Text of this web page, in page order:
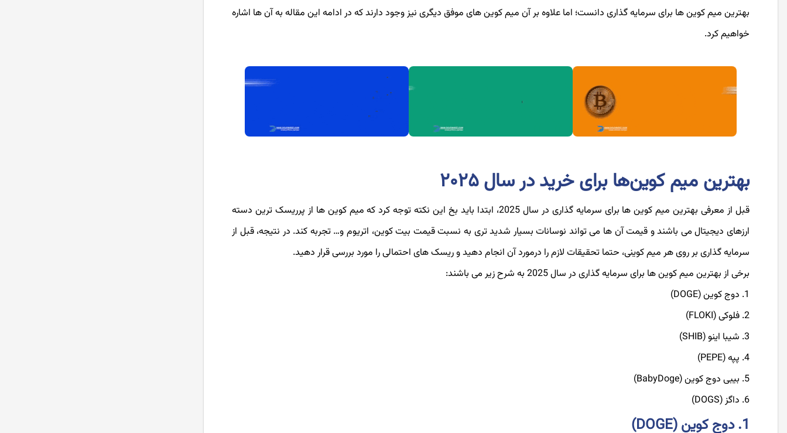
بهترین میم کوین ها برای سرمایه گذاری دانست؛ اما علاوه بر آن میم کوین های موفق دیگری نیز وجود دارند که در ادامه این مقاله به آن ها اشاره
خواهیم کرد.
بهترین میم کوین‌ها برای خرید در سال ۲۰۲۵
قبل از معرفی بهترین میم کوین ‌ها برای سرمایه ‌گذاری در سال 2025، ابتدا باید بخ این نکته توجه کرد که میم کوین ها از پرریسک ترین دسته
ارزهای دیجیتال می باشند و قیمت آن ها می تواند نوسانات بسیار شدید تری به نسبت قیمت بیت کوین، اتریوم و… تجربه کند. در نتیجه، قبل از
سرمایه گذاری بر روی هر میم کوینی، حتما تحقیقات لازم را درمورد آن انجام دهید و ریسک های احتمالی را مورد بررسی قرار دهید.
برخی از بهترین میم کوین ها برای سرمایه گذاری در سال 2025 به شرح زیر می باشند:
دوج کوین (DOGE)
فلوکی (FLOKI)
شیبا اینو (SHIB)
پپه (PEPE)
بیبی دوج کوین (BabyDoge)
داگز (DOGS)
1. دوج کوین (DOGE)